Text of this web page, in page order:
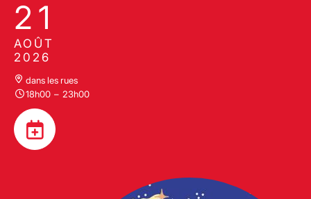
21
AOÛT
2026
dans les rues
18h00 – 23h00